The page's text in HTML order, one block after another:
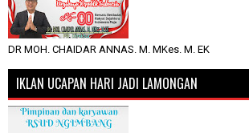
DR MOH. CHAIDAR ANNAS. M. MKes. M. EK
IKLAN UCAPAN HARI JADI LAMONGAN